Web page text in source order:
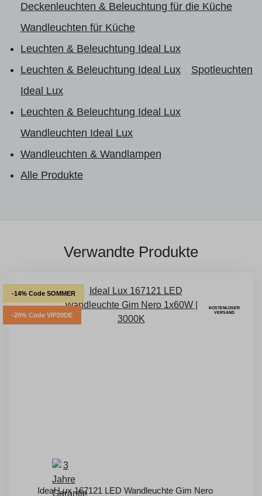
Deckenleuchten & Beleuchtung für die Küche
Wandleuchten für Küche
Leuchten & Beleuchtung Ideal Lux
Leuchten & Beleuchtung Ideal Lux
Spotleuchten
Ideal Lux
Leuchten & Beleuchtung Ideal Lux
Wandleuchten Ideal Lux
Wandleuchten & Wandlampen
Alle Produkte
Verwandte Produkte
-14% Code SOMMER
-20% Code VIP20DE
KOSTENLOSER
VERSAND
Ideal Lux 167121 LED Wandleuchte Gim Nero